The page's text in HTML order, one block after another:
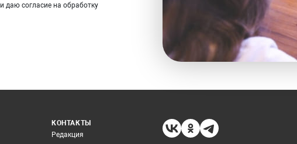
и даю согласие на обработку
КОНТАКТЫ
Редакция